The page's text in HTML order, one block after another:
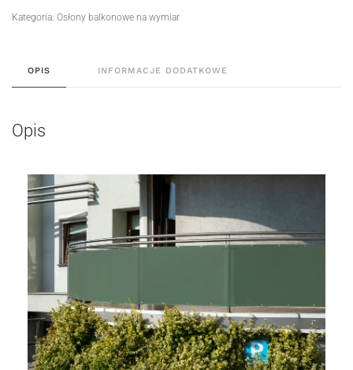
Kategoria: Osłony balkonowe na wymiar
OPIS INFORMACJE DODATKOWE
Opis